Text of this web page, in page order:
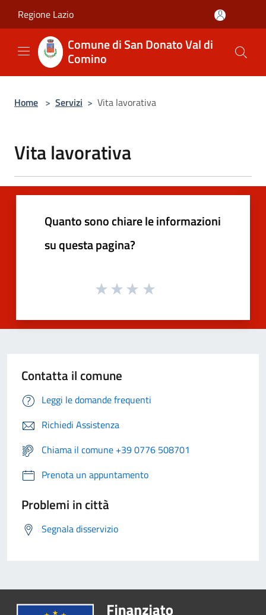
Regione Lazio
Comune di San Donato Val di
Comino
Home > Servizi > Vita lavorativa
Vita lavorativa
Quanto sono chiare le informazioni
su questa pagina?
Contatta il comune
Leggi le domande frequenti
Richiedi Assistenza
Chiama il comune +39 0776 508701
Prenota un appuntamento
Problemi in città
Segnala disservizio